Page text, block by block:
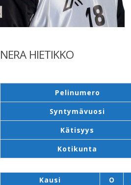
NERA HIETIKKO
Pelinumero
Syntymävuosi
Kätisyys
Kotikunta
Kausi O